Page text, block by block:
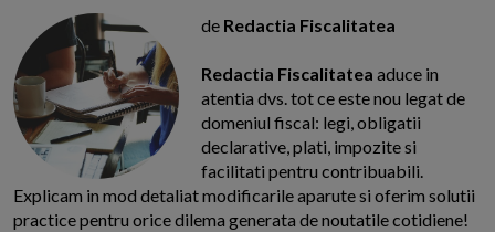
de Redactia Fiscalitatea
Redactia Fiscalitatea aduce in
atentia dvs. tot ce este nou legat de
domeniul fiscal: legi, obligatii
declarative, plati, impozite si
facilitati pentru contribuabili.
Explicam in mod detaliat modificarile aparute si oferim solutii
practice pentru orice dilema generata de noutatile cotidiene!